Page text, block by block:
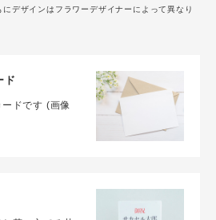
デザインはフラワーデザイナーによって異なり
ド
ドです (画像